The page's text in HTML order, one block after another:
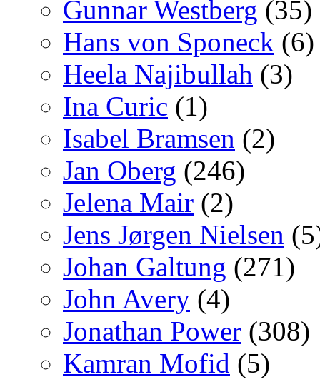
Gunnar Westberg (35)
Hans von Sponeck (6)
Heela Najibullah (3)
Ina Curic (1)
Isabel Bramsen (2)
Jan Oberg (246)
Jelena Mair (2)
Jens Jørgen Nielsen
Johan Galtung (271)
John Avery (4)
Jonathan Power (308)
Kamran Mofid (5)